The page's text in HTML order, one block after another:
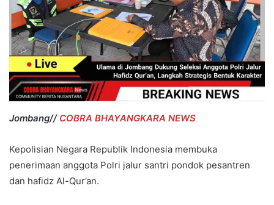
Jombang// COBRA BHAYANGKARA NEWS
Kepolisian Negara Republik Indonesia membuka
penerimaan anggota Polri jalur santri pondok pesantren
dan hafidz Al-Qur’an.